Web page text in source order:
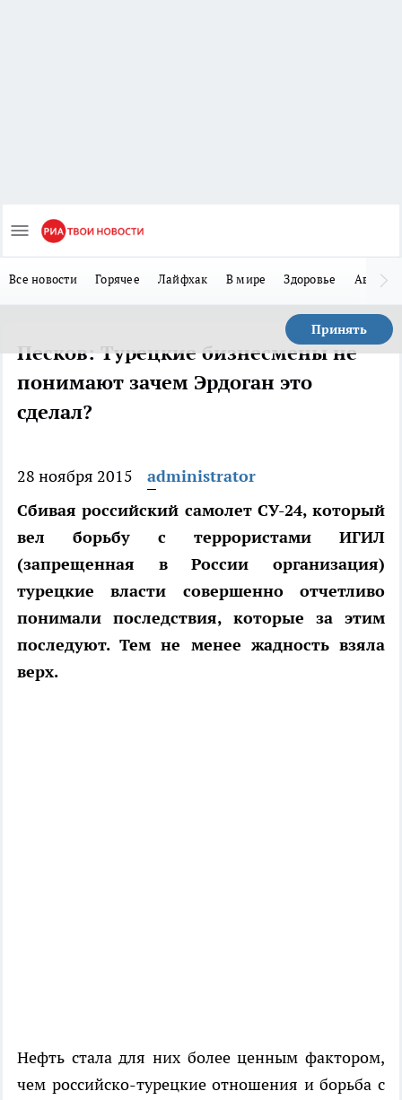
Все новости Горячее Лайфхак В мире Здоровье Авто
Принять
Песков: Турецкие бизнесмены не
понимают зачем Эрдоган это
сделал?
28 ноября 2015
administrator
Сбивая российский самолет СУ-24, который
вел борьбу с террористами ИГИЛ
(запрещенная в России организация)
турецкие власти совершенно отчетливо
понимали последствия, которые за этим
последуют. Тем не менее жадность взяла
верх.
Нефть стала для них более ценным фактором,
чем российско-турецкие отношения и борьба с